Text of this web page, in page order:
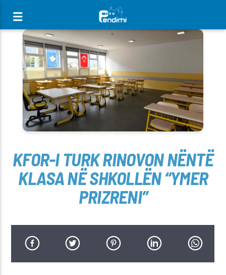
[There are no radio stations in the database]
KFOR-I TURK RINOVON NËNTË
KLASA NË SHKOLLËN “YMER
PRIZRENI”